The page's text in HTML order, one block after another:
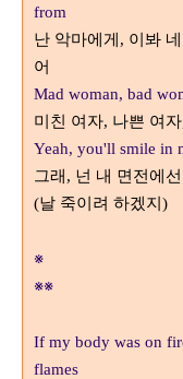
from
난 악마에게, 이봐
어
Mad woman, bad
미친 여자, 나쁜 여자
Yeah, you'll smile in
그래, 넌 내 면전에
(날 죽이려 하겠지)
※
※※
If my body was on
flames